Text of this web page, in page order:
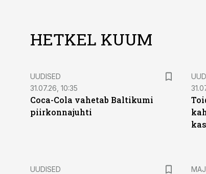
HETKEL KUUM
UUDISED
31.07.26, 10:35
Coca-Cola vahetab Baltikumi
piirkonnajuhti
UUDISED